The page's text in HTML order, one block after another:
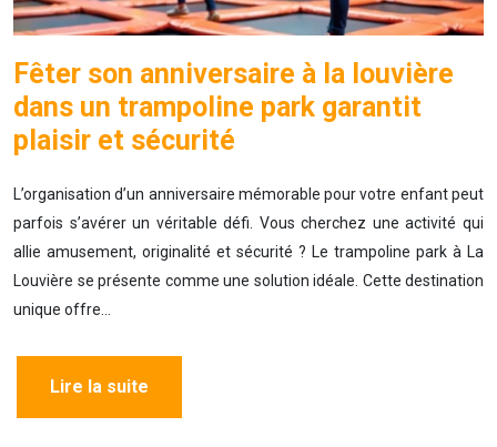
Fêter son anniversaire à la louvière
dans un trampoline park garantit
plaisir et sécurité
L’organisation d’un anniversaire mémorable pour votre enfant peut
parfois s’avérer un véritable défi. Vous cherchez une activité qui
allie amusement, originalité et sécurité ? Le trampoline park à La
Louvière se présente comme une solution idéale. Cette destination
unique offre…
Lire la suite